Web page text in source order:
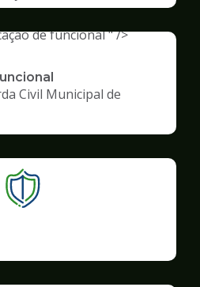
de funcional " />
Civil Municipal de
Ilustração
da
Segurança